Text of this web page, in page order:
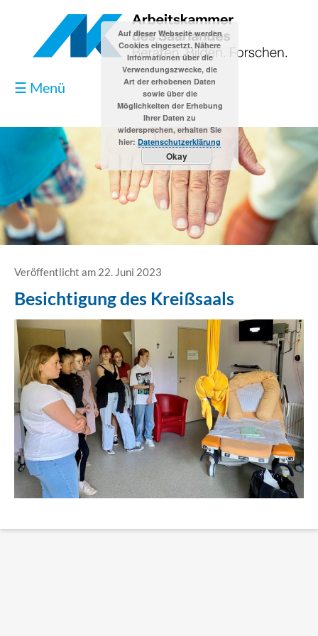
☰ Menü
Blog
Kontakt
Datenschutzerklärung
Erklärung Barrierefreiheit
Veröffentlicht am 22. Juni 2023
Besichtigung des Kreißsaals
Auf dieser Webseite werden
Cookies eingesetzt. Nähere
Informationen über die
Verwendungszwecke, die
Art der erhobenen Daten
sowie über die
Möglichkeiten der Erhebung
Ihrer Daten zu
widersprechen, erhalten Sie
hier: Datenschutzerklärung
Okay